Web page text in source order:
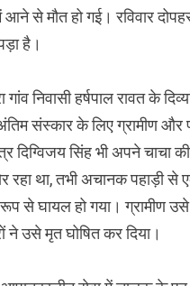
आने से मौत हो गई। रविवार
है।
निवासी हर्षपाल रावत के
संस्कार के लिए ग्रामीण
दिग्विजय सिंह भी अपने चाचा
रहा था, तभी अचानक पहाड़ी
से घायल हो गया। ग्रामीण
ने उसे मृत घोषित कर दिया।